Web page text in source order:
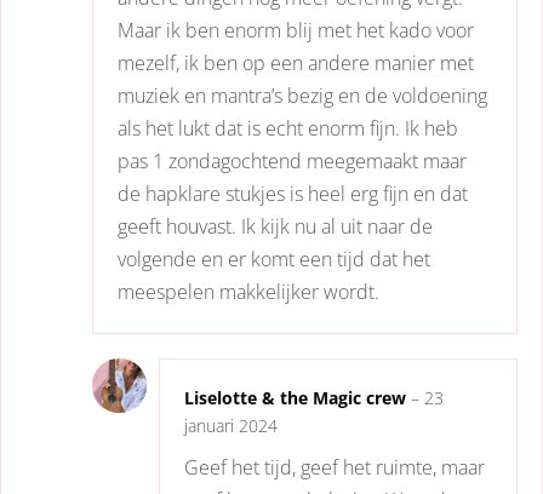
Maar ik ben enorm blij met het kado voor
mezelf, ik ben op een andere manier met
muziek en mantra’s bezig en de voldoening
als het lukt dat is echt enorm fijn. Ik heb
pas 1 zondagochtend meegemaakt maar
de hapklare stukjes is heel erg fijn en dat
geeft houvast. Ik kijk nu al uit naar de
volgende en er komt een tijd dat het
meespelen makkelijker wordt.
Liselotte & the Magic crew – 23
januari 2024
Geef het tijd, geef het ruimte, maar